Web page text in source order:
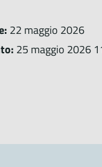
22 maggio 2026
25 maggio 2026